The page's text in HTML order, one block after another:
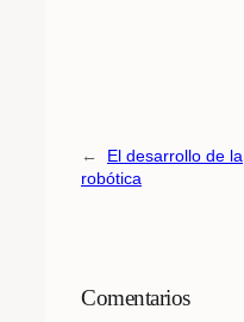
←
El desarrollo de la
robótica
Comentarios